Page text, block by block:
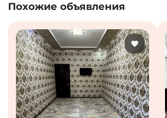
Похожие объявления